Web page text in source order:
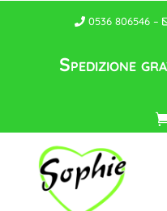
0536 806546 –
Spedizione